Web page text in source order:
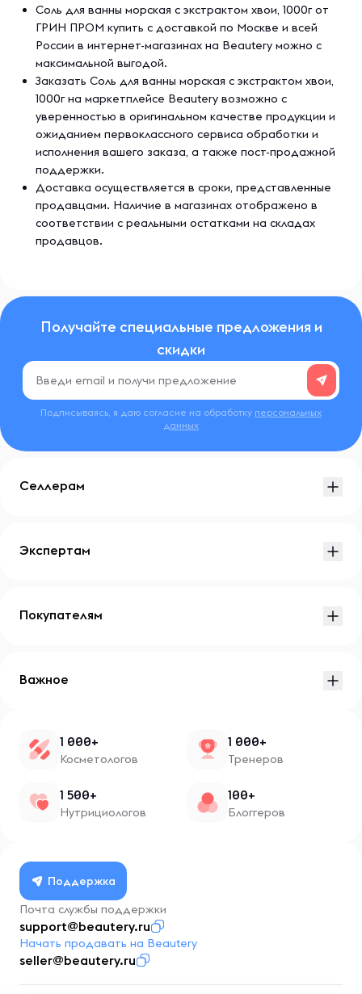
Соль для ванны морская с экстрактом хвои, 1000г от
ГРИН ПРОМ купить с доставкой по Москве и всей
России в интернет-магазинах на Beautery можно с
максимальной выгодой.
Заказать Соль для ванны морская с экстрактом хвои,
1000г на маркетплейсе Beautery возможно с
уверенностью в оригинальном качестве продукции и
ожиданием первоклассного сервиса обработки и
исполнения вашего заказа, а также пост-продажной
поддержки.
Доставка осуществляется в сроки, представленные
продавцами. Наличие в магазинах отображено в
соответствии с реальными остатками на складах
продавцов.
Получайте специальные предложения и
скидки
Подписываясь, я даю согласие на обработку персональных
данных
Селлерам
Экспертам
Покупателям
Важное
1 000+
Косметологов
1 000+
Тренеров
1 500+
Нутрициологов
100+
Блоггеров
Поддержка
Почта службы поддержки
support@beautery.ru
Начать продавать на Beautery
seller@beautery.ru